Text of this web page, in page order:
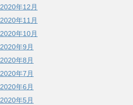
2020年12月
2020年11月
2020年10月
2020年9月
2020年8月
2020年7月
2020年6月
2020年5月